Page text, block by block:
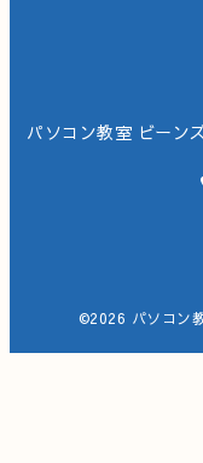
パソコン教室 ビーン
©2026 パソコン